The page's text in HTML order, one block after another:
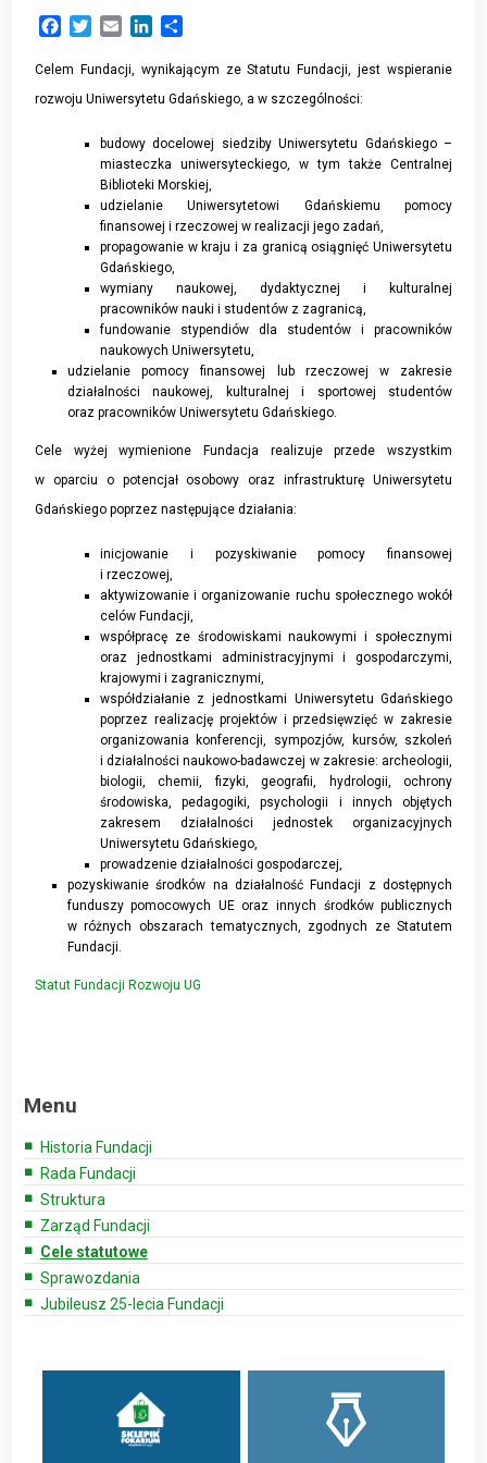
Facebook
TwitterEmail LinkedIn
Celem Fundacji, wynikającym ze Statutu Fundacji, jest wspieranie
rozwoju Uniwersytetu Gdańskiego, a w szczególności:
budowy docelowej siedziby Uniwersytetu Gdańskiego –
miasteczka uniwersyteckiego, w tym także Centralnej
Biblioteki Morskiej,
udzielanie Uniwersytetowi Gdańskiemu pomocy
finansowej i rzeczowej w realizacji jego zadań,
propagowanie w kraju i za granicą osiągnięć Uniwersytetu
Gdańskiego,
wymiany naukowej, dydaktycznej i kulturalnej
pracowników nauki i studentów z zagranicą,
fundowanie stypendiów dla studentów i pracowników
naukowych Uniwersytetu,
udzielanie pomocy finansowej lub rzeczowej w zakresie
działalności naukowej, kulturalnej i sportowej studentów
oraz pracowników Uniwersytetu Gdańskiego.
Cele wyżej wymienione Fundacja realizuje przede wszystkim
w oparciu o potencjał osobowy oraz infrastrukturę Uniwersytetu
Gdańskiego poprzez następujące działania:
inicjowanie i pozyskiwanie pomocy finansowej
i rzeczowej,
aktywizowanie i organizowanie ruchu społecznego wokół
celów Fundacji,
współpracę ze środowiskami naukowymi i społecznymi
oraz jednostkami administracyjnymi i gospodarczymi,
krajowymi i zagranicznymi,
współdziałanie z jednostkami Uniwersytetu Gdańskiego
poprzez realizację projektów i przedsięwzięć w zakresie
organizowania konferencji, sympozjów, kursów, szkoleń
i działalności naukowo-badawczej w zakresie: archeologii,
biologii, chemii, fizyki, geografii, hydrologii, ochrony
środowiska, pedagogiki, psychologii i innych objętych
zakresem działalności jednostek organizacyjnych
Uniwersytetu Gdańskiego,
prowadzenie działalności gospodarczej,
pozyskiwanie środków na działalność Fundacji z dostępnych
funduszy pomocowych UE oraz innych środków publicznych
w różnych obszarach tematycznych, zgodnych ze Statutem
Fundacji.
Statut Fundacji Rozwoju UG
Menu
Historia Fundacji
Rada Fundacji
Struktura
Zarząd Fundacji
Cele statutowe
Sprawozdania
Jubileusz 25-lecia Fundacji